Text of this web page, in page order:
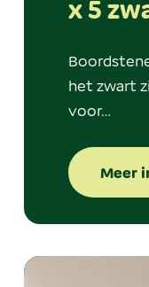
x 5
het zwart
voor…
Meer